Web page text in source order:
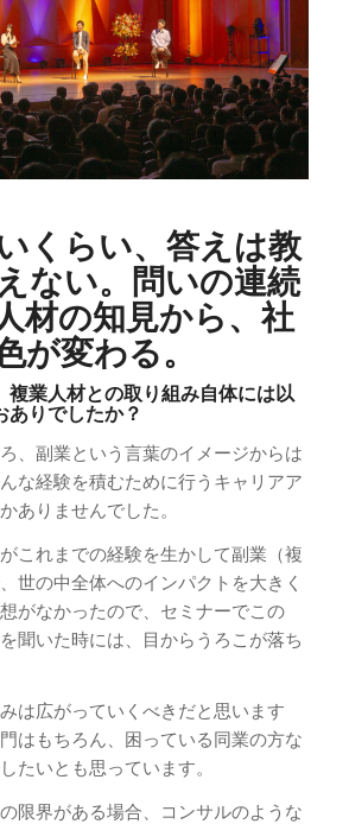
くらい、答えは教
ない。問いの連続
材の知見から、社
が変わる。
複業人材との取り組み自体には以
ありでしたか？
、副業という言葉のイメージからは
な経験を積むために行うキャリアア
ありませんでした。
これまでの経験を生かして副業（複
世の中全体へのインパクトを大きく
がなかったので、セミナーでこの
聞いた時には、目からうろこが落ち
は広がっていくべきだと思います
はもちろん、困っている同業の方な
たいとも思っています。
限界がある場合、コンサルのような